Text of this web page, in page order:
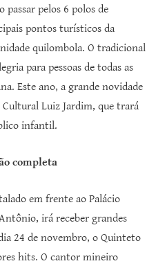
passar pelos 6 polos de
pontos turísticos da
quilombola. O tradicional
para pessoas de todas as
Este ano, a grande novidade
Cultural Luiz Jardim, que trará
infantil.
completa
em frente ao Palácio
irá receber grandes
24 de novembro, o Quinteto
hits. O cantor mineiro